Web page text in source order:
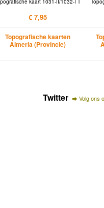
kaart 1031-II/1032-I T
€ 7,95
Topografische kaarten
Almeria (Provincie)
Twitter Volg ons